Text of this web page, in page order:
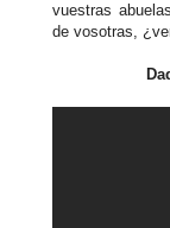
vuestras
de vosotras,